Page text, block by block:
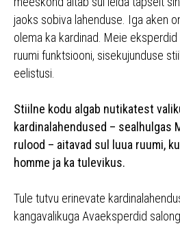
jaoks sobiva lahenduse. Iga aken
olema ka kardinad. Meie
ruumi funktsiooni, sisekujunduse
eelistusi.
Stiilne kodu algab nutikatest
kardinalahendused – sealhulgas
rulood – aitavad sul luua ruumi,
homme ja ka tulevikus.
Tule tutvu erinevate
kangavalikuga Avaeksperdid